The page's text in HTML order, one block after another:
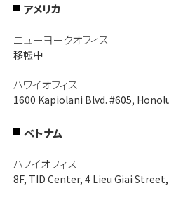
アメリカ
ニューヨークオフィス
移転中
ハワイオフィス
1600 Kapiolani Blvd. #605,
ベトナム
ハノイオフィス
8F, TID Center, 4 Lieu Giai